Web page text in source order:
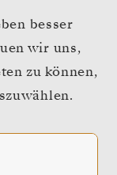
besser
wir uns,
zu können,